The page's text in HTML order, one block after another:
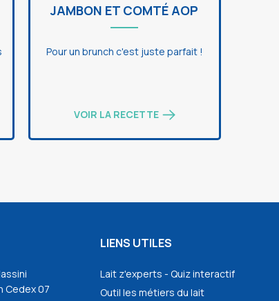
JAMBON ET COMTÉ AOP
Pour un brunch c'est juste parfait !
VOIR LA RECETTE
Cedex 07
LIENS UTILES
Lait z'experts - Quiz interactif
Outil les métiers du lait